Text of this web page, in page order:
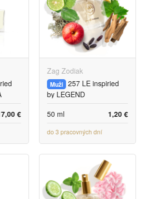
€
Zag Zodiak
Muži 257 LE inspiried
by LEGEND
MONTBLANC
1,20 €
50 ml
do 3 pracovných dní